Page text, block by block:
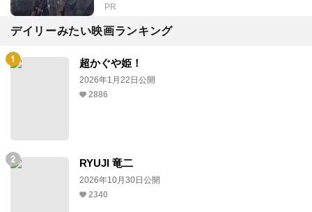
PR
デイリーみたい映画ランキング
超かぐや姫！
2026年1月22日公開
2886
RYUJI 竜二
2026年10月30日公開
2340